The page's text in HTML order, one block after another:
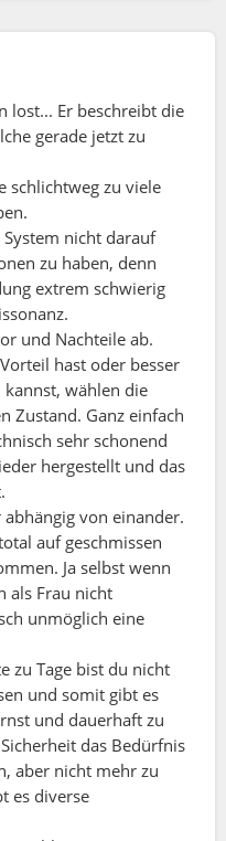
lost... Er beschreibt die
gerade jetzt zu
schlichtweg zu viele
nicht darauf
zu haben, denn
extrem schwierig
und Nachteile ab.
hast oder besser
kannst, wählen die
Zustand. Ganz einfach
sehr schonend
hergestellt und das
von einander.
auf geschmissen
Ja selbst wenn
als Frau nicht
unmöglich eine
zu Tage bist du nicht
und somit gibt es
und dauerhaft zu
das Bedürfnis
aber nicht mehr zu
es diverse